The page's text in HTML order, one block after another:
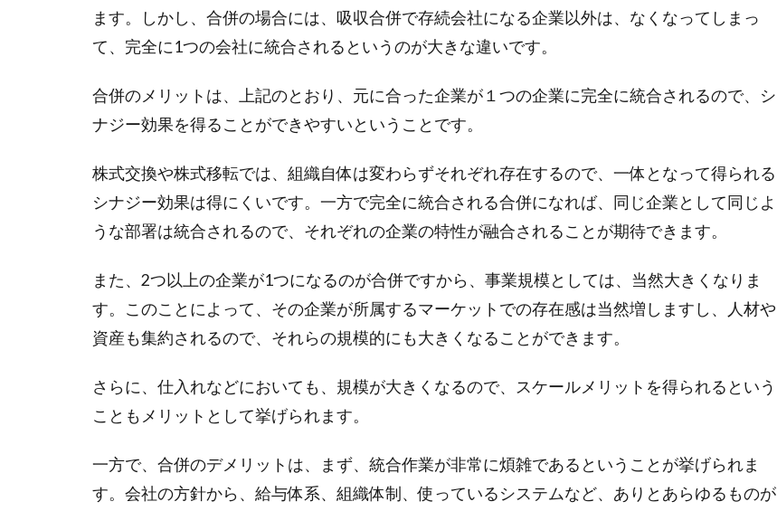
ます。しかし、合併の場合には、吸収合併で存続会社になる企業以外は、なくなってしまっ
て、完全に1つの会社に統合されるというのが大きな違いです。
合併のメリットは、上記のとおり、元に合った企業が１つの企業に完全に統合されるので、シ
ナジー効果を得ることができやすいということです。
株式交換や株式移転では、組織自体は変わらずそれぞれ存在するので、一体となって得られる
シナジー効果は得にくいです。一方で完全に統合される合併になれば、同じ企業として同じよ
うな部署は統合されるので、それぞれの企業の特性が融合されることが期待できます。
また、2つ以上の企業が1つになるのが合併ですから、事業規模としては、当然大きくなりま
す。このことによって、その企業が所属するマーケットでの存在感は当然増しますし、人材や
資産も集約されるので、それらの規模的にも大きくなることができます。
さらに、仕入れなどにおいても、規模が大きくなるので、スケールメリットを得られるという
こともメリットとして挙げられます。
一方で、合併のデメリットは、まず、統合作業が非常に煩雑であるということが挙げられま
す。会社の方針から、給与体系、組織体制、使っているシステムなど、ありとあらゆるものが